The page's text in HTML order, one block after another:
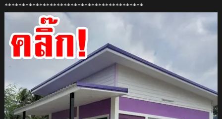
****************************************